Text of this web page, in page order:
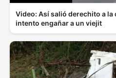
Video: Así salió derechito a la
intento engañar a un viejit